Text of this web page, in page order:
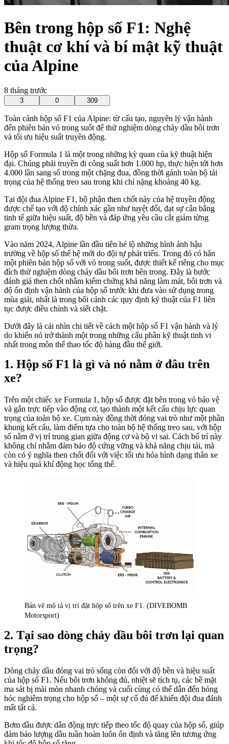
Bên trong hộp số F1: Nghệ
thuật cơ khí và bí mật kỹ thuật
của Alpine
8 tháng trước
3 0 309
Toàn cảnh hộp số F1 của Alpine: từ cấu tạo, nguyên lý vận hành
đến phiên bản vỏ trong suốt để thử nghiệm dòng chảy dầu bôi trơn
và tối ưu hiệu suất truyền động.
Hộp số Formula 1 là một trong những kỳ quan của kỹ thuật hiện
đại. Chúng phải truyền đi công suất hơn 1.000 hp, thực hiện tới hơn
4.000 lần sang số trong một chặng đua, đồng thời gánh toàn bộ tải
trọng của hệ thống treo sau trong khi chỉ nặng khoảng 40 kg.
Tại đội đua Alpine F1, bộ phận then chốt này của hệ truyền động
được chế tạo với độ chính xác gần như tuyệt đối, đạt sự cân bằng
tinh tế giữa hiệu suất, độ bền và đáp ứng yêu cầu cắt giảm từng
gram trọng lượng thừa.
Vào năm 2024, Alpine lần đầu tiên hé lộ những hình ảnh hậu
trường về hộp số thế hệ mới do đội tự phát triển. Trong đó có hẳn
một phiên bản hộp số với vỏ trong suốt, được thiết kế riêng cho mục
đích thử nghiệm dòng chảy dầu bôi trơn bên trong. Đây là bước
đánh giá then chốt nhằm kiểm chứng khả năng làm mát, bôi trơn và
độ ổn định vận hành của hộp số trước khi đưa vào sử dụng trong
mùa giải, nhất là trong bối cảnh các quy định kỹ thuật của F1 liên
tục được điều chỉnh và siết chặt.
Dưới đây là cái nhìn chi tiết về cách một hộp số F1 vận hành và lý
do khiến nó trở thành một trong những cấu phần kỹ thuật tinh vi
nhất trong môn thể thao tốc độ hàng đầu thế giới.
Hộp số F1 là gì và nó nằm ở đâu trên
xe?
Trên một chiếc xe Formula 1, hộp số được đặt bên trong vỏ bảo vệ
và gắn trực tiếp vào động cơ, tạo thành một kết cấu chịu lực quan
trọng của toàn bộ xe. Cụm này đồng thời đóng vai trò như một phần
khung kết cấu, làm điểm tựa cho toàn bộ hệ thống treo sau, với hộp
số nằm ở vị trí trung gian giữa động cơ và bộ vi sai. Cách bố trí này
không chỉ nhằm đảm bảo độ cứng vững và khả năng chịu tải, mà
còn có ý nghĩa then chốt đối với việc tối ưu hóa hình dạng thân xe
và hiệu quả khí động học tổng thể.
Bản vẽ mô tả vị trí đặt hộp số trên xe F1. (DIVEBOMB
Motorsport)
Tại sao dòng chảy dầu bôi trơn lại quan
trọng?
Dòng chảy dầu đóng vai trò sống còn đối với độ bền và hiệu suất
của hộp số F1. Nếu bôi trơn không đủ, nhiệt sẽ tích tụ, các bề mặt
ma sát bị mài mòn nhanh chóng và cuối cùng có thể dẫn đến hỏng
hóc nghiêm trọng cho hộp số – một sự cố đủ để khiến đội đua đánh
mất tất cả.
Bơm dầu được dẫn động trực tiếp theo tốc độ quay của hộp số, giúp
đảm bảo lượng dầu tuần hoàn luôn ổn định và tăng lên tương ứng